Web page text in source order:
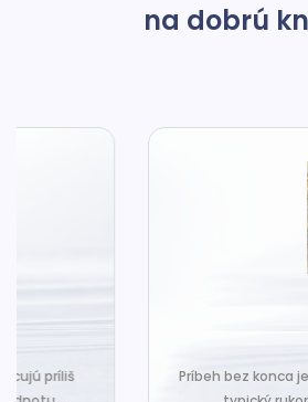
na dobrú
Príbeh bez konca je nová básnická